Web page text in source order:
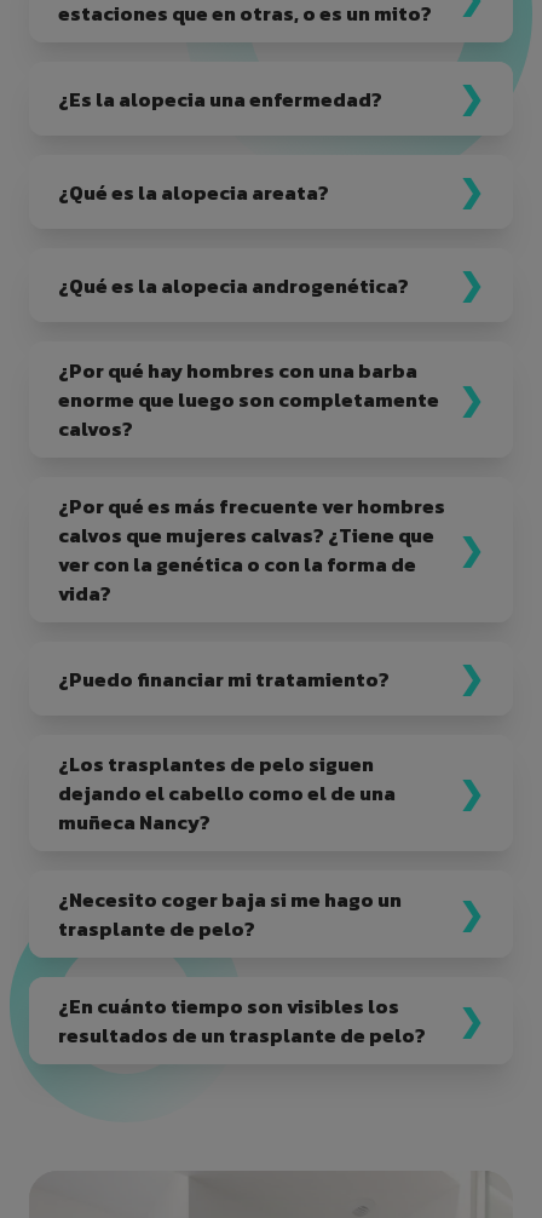
estaciones que en otras, o es un mito?
¿Es la alopecia una enfermedad?
¿Qué es la alopecia areata?
¿Qué es la alopecia androgenética?
¿Por qué hay hombres con una barba
enorme que luego son completamente
calvos?
¿Por qué es más frecuente ver hombres
calvos que mujeres calvas? ¿Tiene que
ver con la genética o con la forma de
vida?
¿Puedo financiar mi tratamiento?
¿Los trasplantes de pelo siguen
dejando el cabello como el de una
muñeca Nancy?
¿Necesito coger baja si me hago un
trasplante de pelo?
¿En cuánto tiempo son visibles los
resultados de un trasplante de pelo?